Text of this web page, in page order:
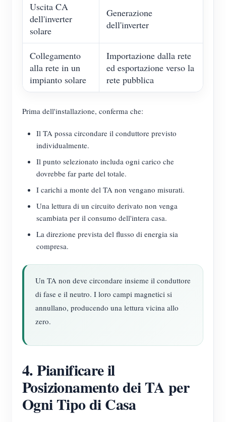
Uscita CA
dell'inverter
solare
Generazione
dell'inverter
Collegamento
alla rete in un
impianto solare
Importazione dalla rete
ed esportazione verso la
rete pubblica
Prima dell'installazione, conferma che:
Il TA possa circondare il conduttore previsto
individualmente.
Il punto selezionato includa ogni carico che
dovrebbe far parte del totale.
I carichi a monte del TA non vengano misurati.
Una lettura di un circuito derivato non venga
scambiata per il consumo dell'intera casa.
La direzione prevista del flusso di energia sia
compresa.
Un TA non deve circondare insieme il conduttore
di fase e il neutro. I loro campi magnetici si
annullano, producendo una lettura vicina allo
zero.
4. Pianificare il
Posizionamento dei TA per
Ogni Tipo di Casa